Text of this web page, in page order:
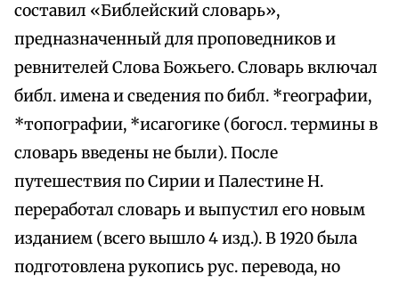
составил «Библейский словарь»,
предназначенный для проповедников и
ревнителей Слова Божьего. Словарь включал
библ. имена и сведения по библ. *географии,
*топографии, *исагогике (богосл. термины в
словарь введены не были). После
путешествия по Сирии и Палестине Н.
переработал словарь и выпустил его новым
изданием (всего вышло 4 изд.). В 1920 была
подготовлена рукопись рус. перевода, но